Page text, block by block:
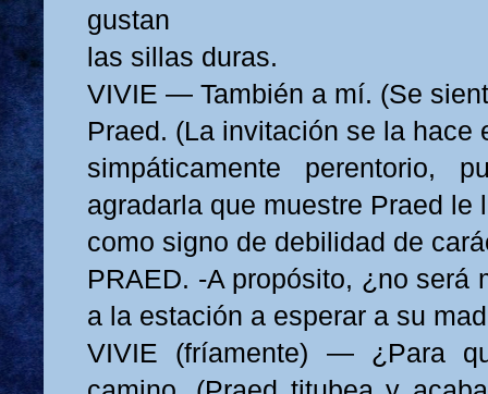
gustan
las sillas duras.
VIVIE — También a mí. (Se
Praed. (La invitación se la hace
simpáticamente perentorio,
agradarla que muestre Praed le
como signo de debilidad de
PRAED. -A propósito, ¿no será
a la estación a esperar a su
VIVIE (fríamente) — ¿Para